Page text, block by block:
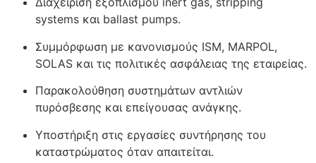
systems και ballast pumps.
Συμμόρφωση με κανονισμούς ISM, MARPOL,
SOLAS και τις πολιτικές ασφάλειας της εταιρείας.
Παρακολούθηση συστημάτων αντλιών
πυρόσβεσης και επείγουσας ανάγκης.
Υποστήριξη στις εργασίες συντήρησης του
καταστρώματος όταν απαιτείται.